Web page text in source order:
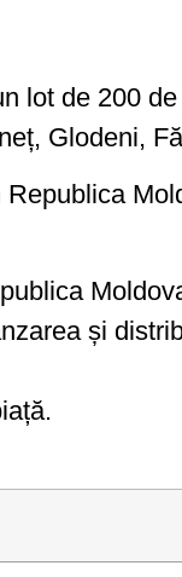
lot de 200
Glodeni,
și